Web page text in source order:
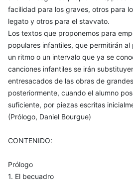
facilidad para los graves, otros para
legato y otros para el stavvato.
Los textos que proponemos para
populares infantiles, que permitirán
un ritmo o un intervalo que ya se
canciones infantiles se irán
entresacados de las obras de
posteriormente, cuando el alumno
suficiente, por piezas escritas
(Prólogo, Daniel Bourgue)
CONTENIDO:
Prólogo
1. El becuadro